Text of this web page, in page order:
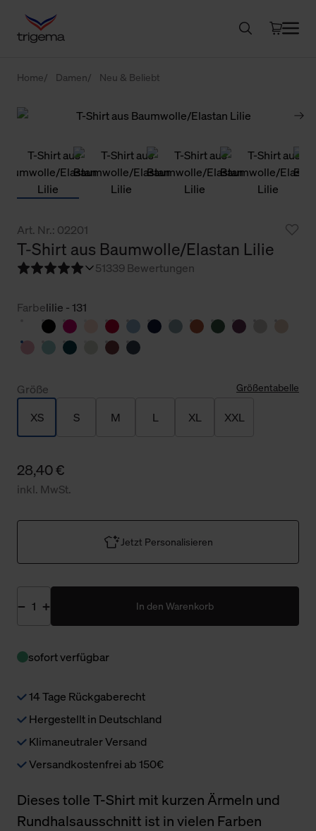
Home Damen Neu & Beliebt
Art. Nr.: 02201
T-Shirt aus Baumwolle/Elastan Lilie
51339 Bewertungen
Farbelilie - 131
Größe Größentabelle
XS S M L XL XXL
28,40 €
inkl. MwSt.
Jetzt Personalisieren
In den Warenkorb
sofort verfügbar
14 Tage Rückgaberecht
Hergestellt in Deutschland
Klimaneutraler Versand
Versandkostenfrei ab 150€
Dieses tolle T-Shirt mit kurzen Ärmeln und
Rundhalsausschnitt ist in vielen Farben